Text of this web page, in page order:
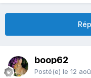
boop62
Posté(e) le 12